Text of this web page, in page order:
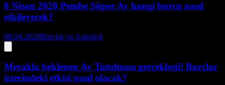
8 Nisan 2020 Pembe Süper Ay hangi burcu nasıl
etkileyecek?
08.04.2020Burçlar ve Astroloji
Merakla beklenen Ay Tutulması gerçekleşti! Burçlar
üzerindeki etkisi nasıl olacak?